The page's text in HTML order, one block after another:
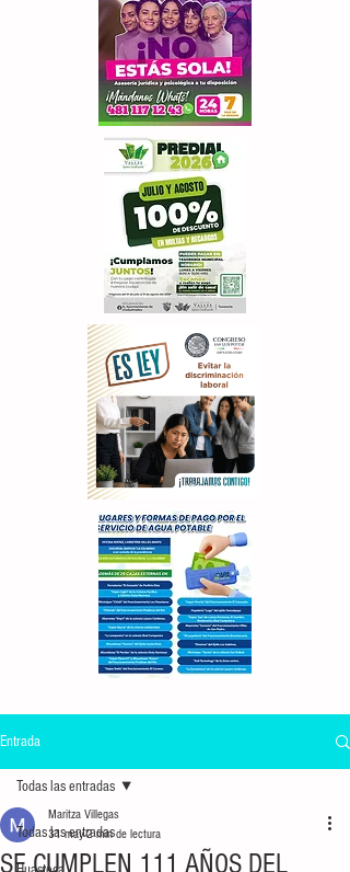
Entrada
Todas las entradas
Todas las entradas
SE CUMPLEN 111 AÑOS DEL
Maritza Villegas
31 may2 min de lectura